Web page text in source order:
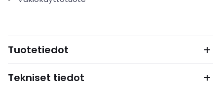
Tuotetiedot
Tekniset tiedot